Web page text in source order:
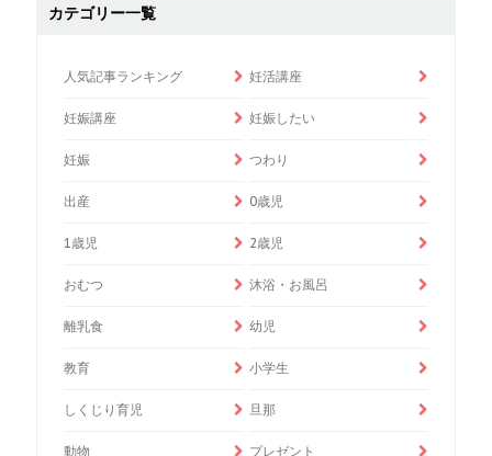
カテゴリー一覧
人気記事ランキング 妊活講座
妊娠講座 妊娠したい
妊娠 つわり
出産 0歳児
1歳児 2歳児
おむつ 沐浴・お風呂
離乳食 幼児
教育 小学生
しくじり育児 旦那
動物 プレゼント